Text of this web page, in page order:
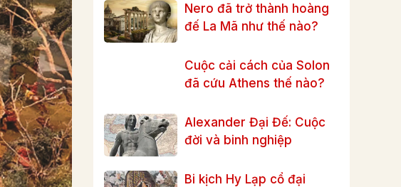
Nero đã trở thành hoàng
đế La Mã như thế nào?
Cuộc cải cách của Solon
đã cứu Athens thế nào?
Alexander Đại Đế: Cuộc
đời và binh nghiệp
Bi kịch Hy Lạp cổ đại